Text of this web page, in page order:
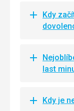
Kdy
last
Kdy je